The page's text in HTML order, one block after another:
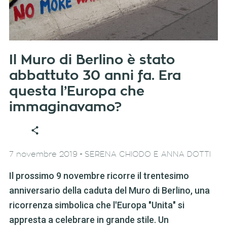
Il Muro di Berlino è stato
abbattuto 30 anni fa. Era
questa l’Europa che
immaginavamo?
7 novembre 2019 - SERENA CHIODO E ANNA DOTTI
Il prossimo 9 novembre ricorre il trentesimo
anniversario della caduta del Muro di Berlino, una
ricorrenza simbolica che l'Europa "Unita" si
appresta a celebrare in grande stile. Un